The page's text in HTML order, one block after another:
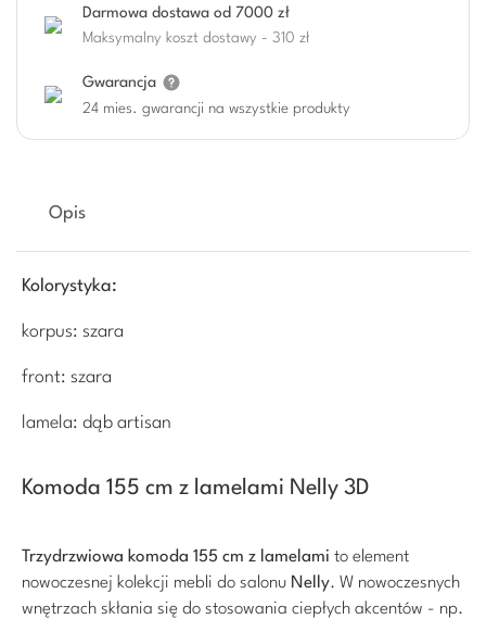
Darmowa dostawa od 7000 zł
Maksymalny koszt dostawy - 310 zł
Gwarancja
24 mies. gwarancji na wszystkie produkty
Opis
Kolorystyka:
korpus: szara
front: szara
lamela: dąb artisan
Komoda 155 cm z lamelami Nelly 3D
Trzydrzwiowa komoda 155 cm z lamelami to element
nowoczesnej kolekcji mebli do salonu Nelly. W nowoczesnych
wnętrzach skłania się do stosowania ciepłych akcentów - np.